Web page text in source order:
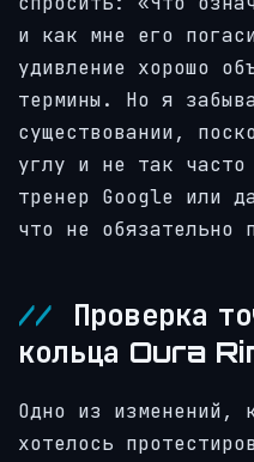
и как мне его
удивление хорошо
термины. Но я
существовании,
углу и не так
тренер Google или
что не обязательно
Проверка
кольца Oura
Одно из изменений,
хотелось